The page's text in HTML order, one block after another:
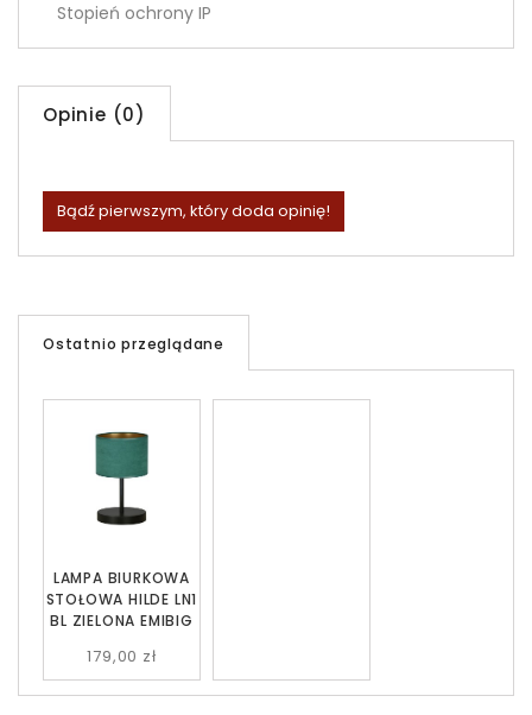
Stopień ochrony IP
Opinie (0)
Bądź pierwszym, który doda opinię!
Ostatnio przeglądane
LAMPA BIURKOWA
STOŁOWA HILDE LN1
BL ZIELONA EMIBIG
179,00 zł